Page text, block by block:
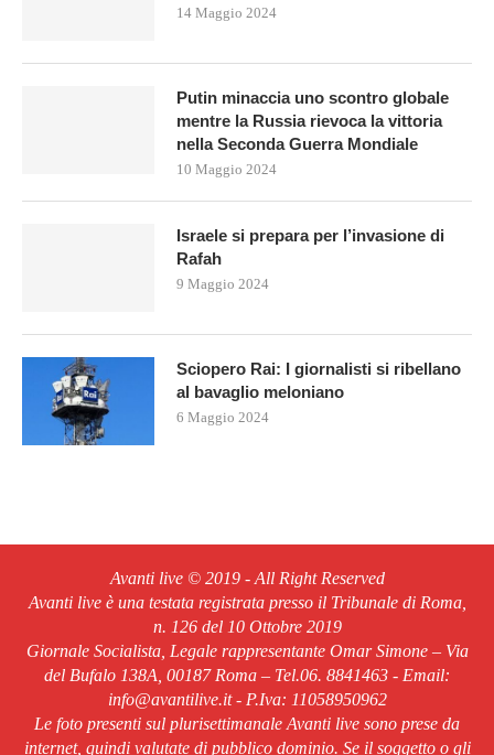
14 Maggio 2024
Putin minaccia uno scontro globale
mentre la Russia rievoca la vittoria
nella Seconda Guerra Mondiale
10 Maggio 2024
Israele si prepara per l’invasione di
Rafah
9 Maggio 2024
Sciopero Rai: I giornalisti si ribellano
al bavaglio meloniano
6 Maggio 2024
Avanti live © 2019 - All Right Reserved
Avanti live è una testata registrata presso il Tribunale di Roma,
n. 126 del 10 Ottobre 2019
Giornale Socialista, Legale rappresentante Omar Simone – Via
del Bufalo 138A, 00187 Roma – Tel.06. 8841463 - Email:
info@avantilive.it - P.Iva: 11058950962
Le foto presenti sul plurisettimanale Avanti live sono prese da
internet, quindi valutate di pubblico dominio. Se il soggetto o gli